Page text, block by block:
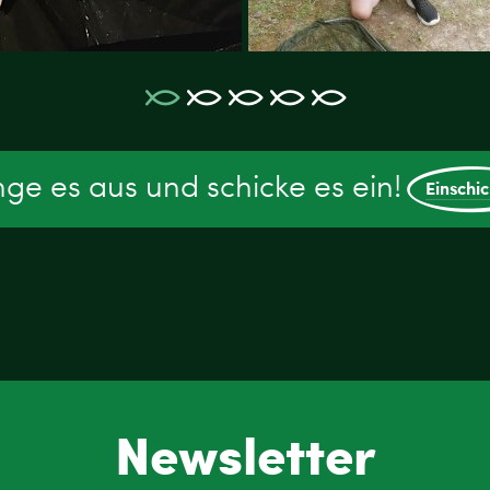
es aus und schicke es ein!
Newsletter